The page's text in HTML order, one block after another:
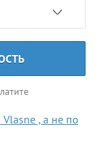
, а не по